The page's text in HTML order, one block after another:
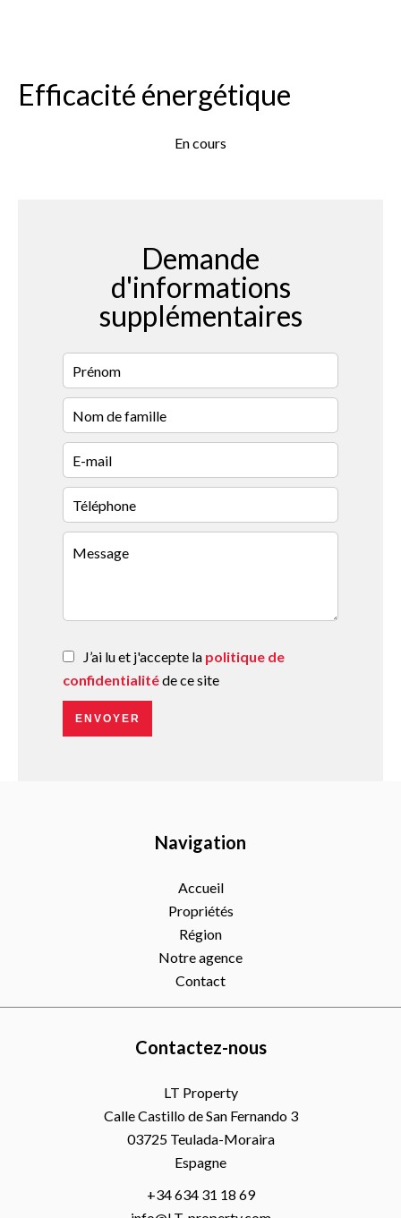
Efficacité énergétique
En cours
Demande
d'informations
supplémentaires
J’ai lu et j'accepte la politique de
confidentialitéde ce site
ENVOYER
Navigation
Accueil
Propriétés
Région
Notre agence
Contact
Contactez-nous
LT Property
Calle Castillo de San Fernando 3
03725Teulada-Moraira
Espagne
+34 634 31 18 69